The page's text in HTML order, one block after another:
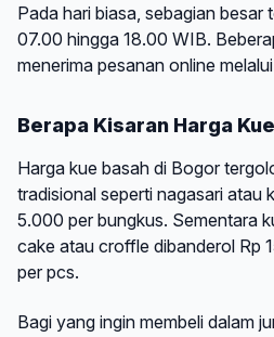
Pada hari biasa, sebagian besar
07.00 hingga 18.00 WIB.
menerima pesanan online
Berapa Kisaran Harga
Harga kue basah di Bogor
tradisional seperti nagasari atau
5.000 per bungkus. Sementara
cake atau croffle dibanderol Rp
per pcs.
Bagi yang ingin membeli dalam